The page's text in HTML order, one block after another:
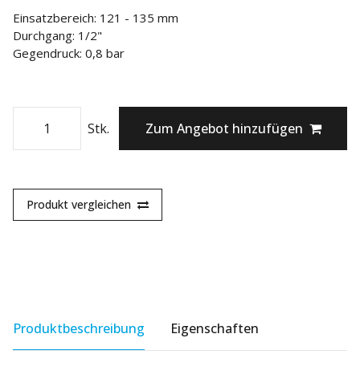
Einsatzbereich: 121 - 135 mm
Durchgang: 1/2"
Gegendruck: 0,8 bar
Stk. Zum Angebot hinzufügen
Produkt vergleichen
Produktbeschreibung Eigenschaften